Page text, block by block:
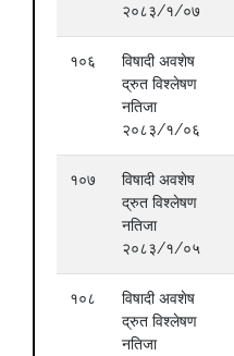
२०८३/१/०७
१०६
विषादी अवशेष
द्रुत विश्लेषण
नतिजा
२०८३/१/०६
१०७
विषादी अवशेष
द्रुत विश्लेषण
नतिजा
२०८३/१/०५
१०८
विषादी अवशेष
द्रुत विश्लेषण
नतिजा